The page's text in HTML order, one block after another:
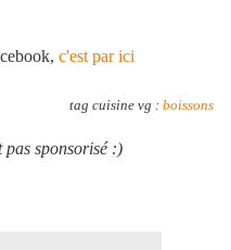
c'est par ici
tag cuisine vg : boissons
pas sponsorisé :)